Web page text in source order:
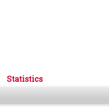
Statistics